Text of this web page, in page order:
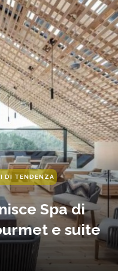
DI TENDENZA
Spa di
e suite